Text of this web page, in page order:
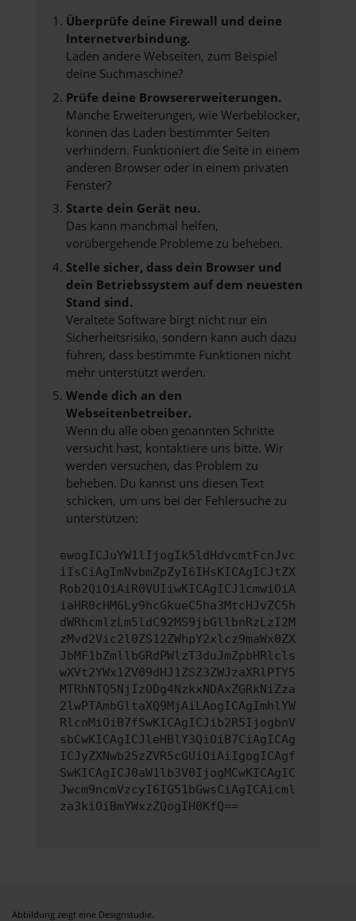
Überprüfe deine Firewall und deine
Internetverbindung.
Laden andere Webseiten, zum Beispiel
deine Suchmaschine?
Prüfe deine Browsererweiterungen.
Manche Erweiterungen, wie Werbeblocker,
können das Laden bestimmter Seiten
verhindern. Funktioniert die Seite in einem
anderen Browser oder in einem privaten
Fenster?
Starte dein Gerät neu.
Das kann manchmal helfen,
vorübergehende Probleme zu beheben.
Stelle sicher, dass dein Browser und
dein Betriebssystem auf dem neuesten
Stand sind.
Veraltete Software birgt nicht nur ein
Sicherheitsrisiko, sondern kann auch dazu
führen, dass bestimmte Funktionen nicht
mehr unterstützt werden.
Wende dich an den
Webseitenbetreiber.
Wenn du alle oben genannten Schritte
versucht hast, kontaktiere uns bitte. Wir
werden versuchen, das Problem zu
beheben. Du kannst uns diesen Text
schicken, um uns bei der Fehlersuche zu
unterstützen:
ewogICJuYW1lIjogIk5ldHdvcmtFcnJvc
iIsCiAgImNvbmZpZyI6IHsKICAgICJtZX
Rob2QiOiAiR0VUIiwKICAgICJ1cmwiOiA
iaHR0cHM6Ly9hcGkueC5ha3MtcHJvZC5h
dWRhcmlzLm5ldC92MS9jbGllbnRzLzI2M
zMvd2Vic2l0ZS12ZWhpY2xlcz9maWx0ZX
JbMF1bZmllbGRdPWlzT3duJmZpbHRlcls
wXVt2YWx1ZV09dHJ1ZSZ3ZWJzaXRlPTY5
MTRhNTQ5NjIzODg4NzkxNDAxZGRkNiZza
2lwPTAmbGltaXQ9MjAiLAogICAgImhlYW
RlcnMiOiB7fSwKICAgICJib2R5IjogbnV
sbCwKICAgICJleHBlY3QiOiB7CiAgICAg
ICJyZXNwb25zZVR5cGUiOiAiIgogICAgf
SwKICAgICJ0aW1lb3V0IjogMCwKICAgIC
Jwcm9ncmVzcyI6IG51bGwsCiAgICAicml
za3kiOiBmYWxzZQogIH0KfQ==
Abbildung zeigt eine Designstudie.